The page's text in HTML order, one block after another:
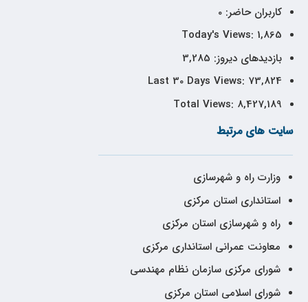
کاربران حاضر:0
Today's Views: 1,865
بازدیدهای دیروز: 3,285
Last 30 Days Views: 73,824
Total Views: 8,427,189
سایت های مرتبط
وزارت راه و شهرسازی
استانداری استان مرکزی
راه و شهرسازی استان مرکزی
معاونت عمرانی استانداری مرکزی
شورای مرکزی سازمان نظام مهندسی
شورای اسلامی استان مرکزی